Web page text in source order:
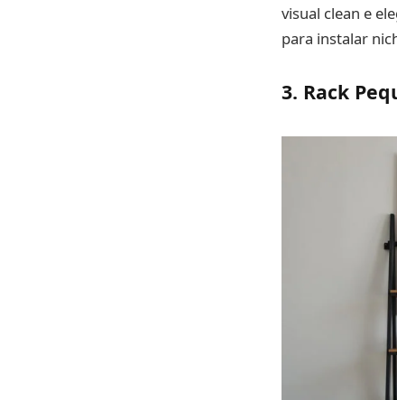
visual clean e
para instalar
3. Rack